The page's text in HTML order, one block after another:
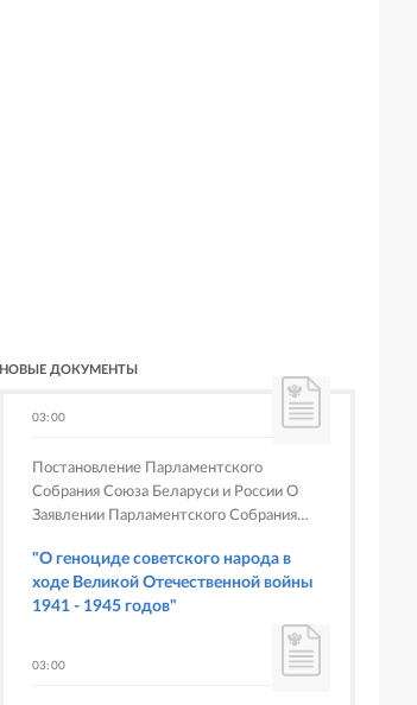
НОВЫЕ ДОКУМЕНТЫ
03:00
Постановление Парламентского
Собрания Союза Беларуси и России О
Заявлении Парламентского Собрания
"О геноциде советского народа в
ходе Великой Отечественной войны
1941 - 1945 годов"
03:00